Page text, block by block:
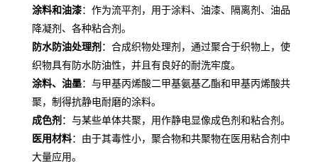
涂料和油漆：作为流平剂，用于涂料、油漆、隔离剂、油品
降凝剂、各种粘合剂。
防水防油处理剂 ：合成织物处理剂，通过聚合于织物上，使
织物具有防水防油性，并且有良好的耐洗牢度。
涂料、油墨：与甲基丙烯酸二甲基氨基乙酯和甲基丙烯酸共
聚，制得抗静电耐磨的涂料。
成色剂 ：与某些单体共聚，用作静电显像成色剂和粘合剂。
医用材料：由于其毒性小，聚合物和共聚物在医用粘合剂中
大量应用。